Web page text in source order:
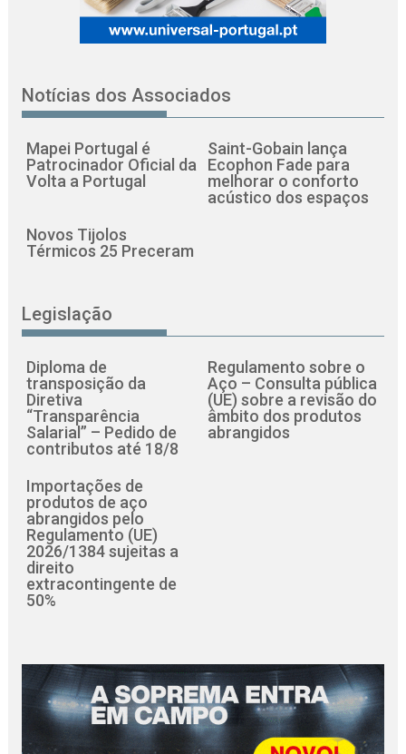
Notícias dos Associados
Mapei Portugal é
Patrocinador Oficial da
Volta a Portugal
Saint-Gobain lança
Ecophon Fade para
melhorar o conforto
acústico dos espaços
Novos Tijolos
Térmicos 25 Preceram
Legislação
Diploma de
transposição da
Diretiva
“Transparência
Salarial” – Pedido de
contributos até 18/8
Regulamento sobre o
Aço – Consulta pública
(UE) sobre a revisão do
âmbito dos produtos
abrangidos
Importações de
produtos de aço
abrangidos pelo
Regulamento (UE)
2026/1384 sujeitas a
direito
extracontingente de
50%